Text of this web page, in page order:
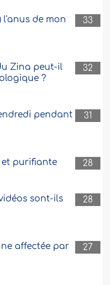
33
l'anus de mon
32
Zina peut-il
?
31
pendant
28
et purifiante
28
sont-ils
27
affectée par